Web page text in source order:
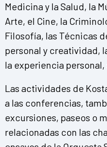
Medicina y la Salud, la
Arte, el Cine, la
Filosofía, las Técnicas
personal y creatividad,
la experiencia
Las actividades de
a las conferencias,
excursiones, paseos o
relacionadas con las